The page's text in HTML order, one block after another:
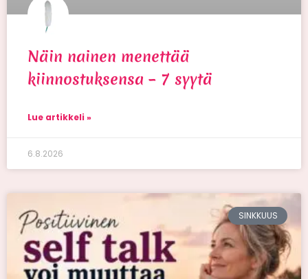
Näin nainen menettää
kiinnostuksensa – 7 syytä
Lue artikkeli »
6.8.2026
SINKKUUS